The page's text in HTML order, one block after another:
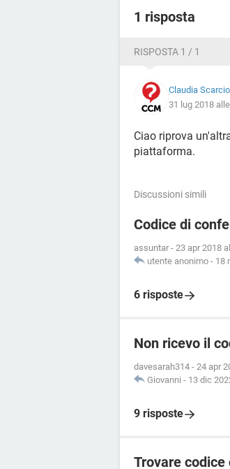
1 risposta
RISPOSTA 1 / 1
Claudia
31 lug 2018
Ciao riprova
piattaforma.
Discussioni simili
Codice di
assuntar - 23 apr 2018
utente anonimo - 18
6 risposte
Non ricevo il
davesarah314 - 24 apr
Giovanni - 13 dic
9 risposte
Trovare